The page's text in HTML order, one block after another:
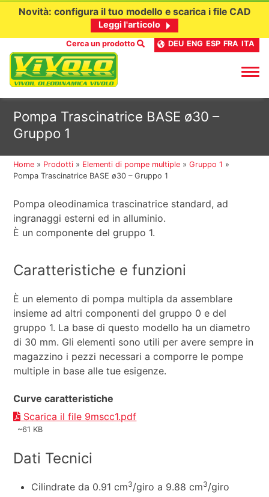
contenuto
Novità: configura il tuo modello e scarica i file CAD
Leggi l'articolo
Cerca un prodotto DEU ENG ESP FRA ITA
Pompa Trascinatrice BASE ø30 –
Gruppo 1
Home » Prodotti » Elementi di pompe multiple »Gruppo 1 »
Pompa Trascinatrice BASE ø30 – Gruppo 1
Pompa oleodinamica trascinatrice standard, ad
ingranaggi esterni ed in alluminio.
È un componente del gruppo 1.
Caratteristiche e funzioni
È un elemento di pompa multipla da assemblare
insieme ad altri componenti del gruppo 0 e del
gruppo 1. La base di questo modello ha un diametro
di 30 mm. Gli elementi sono utili per avere sempre in
magazzino i pezzi necessari a comporre le pompe
multiple in base alle tue esigenze.
Curve caratteristiche
Scarica il file 9mscc1.pdf
~61 KB
Dati Tecnici
Cilindrate da 0.91 cm3/giro a 9.88 cm3/giro